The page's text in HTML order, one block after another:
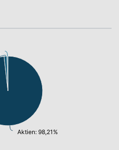
Aktien: 98,21%